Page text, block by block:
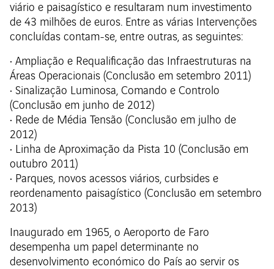
viário e paisagístico e resultaram num investimento
de 43 milhões de euros. Entre as várias Intervenções
concluídas contam-se, entre outras, as seguintes:
• Ampliação e Requalificação das Infraestruturas na
Áreas Operacionais (Conclusão em setembro 2011)
• Sinalização Luminosa, Comando e Controlo
(Conclusão em junho de 2012)
• Rede de Média Tensão (Conclusão em julho de
2012)
• Linha de Aproximação da Pista 10 (Conclusão em
outubro 2011)
• Parques, novos acessos viários, curbsides e
reordenamento paisagístico (Conclusão em setembro
2013)
Inaugurado em 1965, o Aeroporto de Faro
desempenha um papel determinante no
desenvolvimento económico do País ao servir os